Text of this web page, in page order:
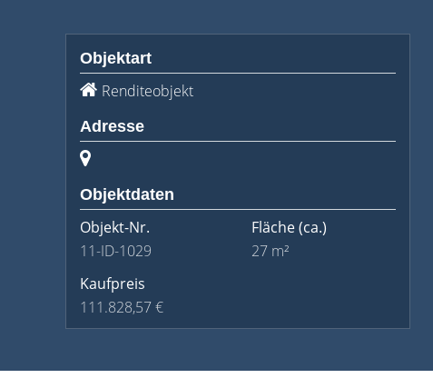
Objektart
Renditeobjekt
Adresse
Objektdaten
Objekt-Nr.
11-ID-1029
Fläche(ca.)
27 m²
Kaufpreis
111.828,57 €